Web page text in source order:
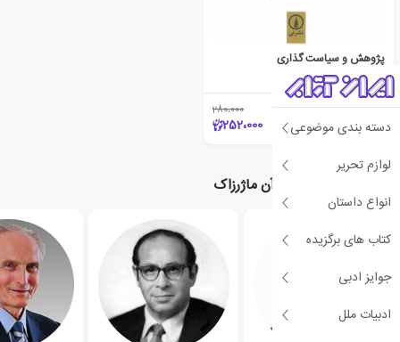
دسته بندی موضوعی
لوازم تحریر
انواع داستان
کتاب های برگزیده
جوایز ادبی
ادبیات ملل
پژوهش و سیاست گذاری
آن ماژرزاک
٪10 280،000
252،000
نویسندگان مرتبط با آن ماژرزاک